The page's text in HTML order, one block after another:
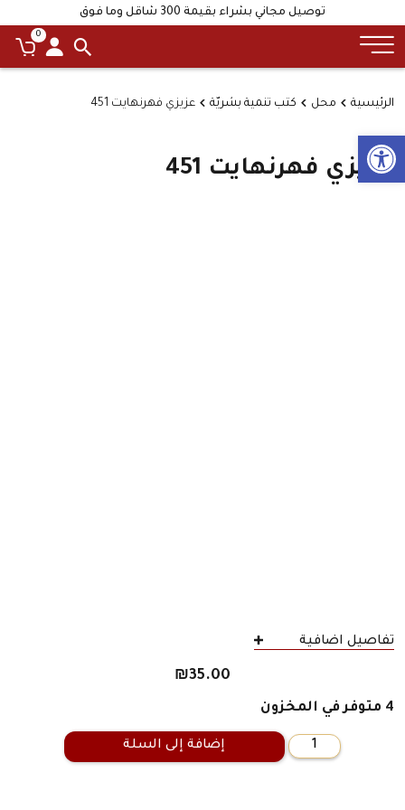
Open toolbar
توصيل مجاني بشراء بقيمة 300 شاقل وما فوق
0
الرئيسية محل كتب تنمية بشريّة عزيزي فهرنهايت 451
عزيزي فهرنهايت 451
تفاصيل اضافية
₪35.00
4 متوفر في المخزون
كمية
إضافة إلى السلة